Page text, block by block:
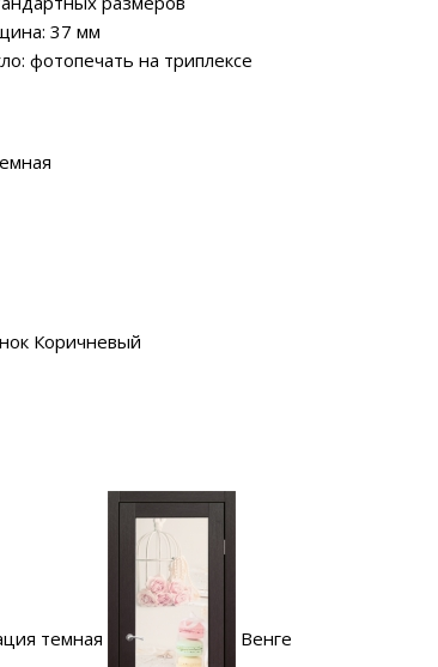
37 мм
фотопечать на триплексе
Коричневый
темная Венге